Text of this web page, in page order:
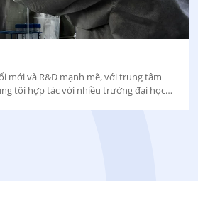
mới và R&D mạnh mẽ, với trung tâm
tôi hợp tác với nhiều trường đại học